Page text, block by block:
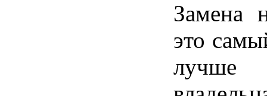
Замена
это
лучше